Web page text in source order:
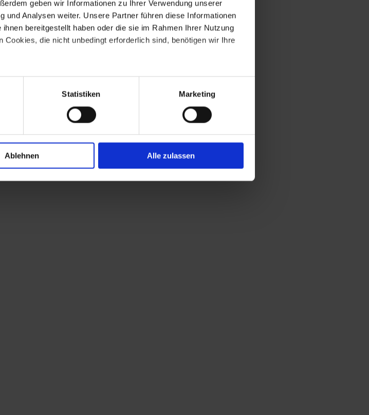
geben wir Informationen zu Ihrer Verwendung unserer
und Analysen weiter. Unsere Partner führen diese Informationen
bereitgestellt haben oder die sie im Rahmen Ihrer Nutzung
die nicht unbedingt erforderlich sind, benötigen wir Ihre
bei denen nicht ausgeschlossen ist, dass personenbezogene
werden. Wir weisen unter Bezugnahme auf die
für EU-Bürger gegen staatliche Überwachungsmaßnahmen
Statistiken Marketing
Ablehnen Alle zulassen